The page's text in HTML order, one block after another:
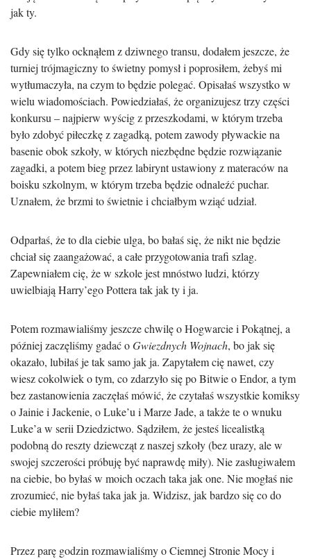
jak ty.
Gdy się tylko ocknąłem z dziwnego transu, dodałem jeszcze, że
turniej trójmagiczny to świetny pomysł i poprosiłem, żebyś mi
wytłumaczyła, na czym to będzie polegać. Opisałaś wszystko w
wielu wiadomościach. Powiedziałaś, że organizujesz trzy części
konkursu – najpierw wyścig z przeszkodami, w którym trzeba
było zdobyć piłeczkę z zagadką, potem zawody pływackie na
basenie obok szkoły, w których niezbędne będzie rozwiązanie
zagadki, a potem bieg przez labirynt ustawiony z materaców na
boisku szkolnym, w którym trzeba będzie odnaleźć puchar.
Uznałem, że brzmi to świetnie i chciałbym wziąć udział.
Odparłaś, że to dla ciebie ulga, bo bałaś się, że nikt nie będzie
chciał się zaangażować, a całe przygotowania trafi szlag.
Zapewniałem cię, że w szkole jest mnóstwo ludzi, którzy
uwielbiają Harry’ego Pottera tak jak ty i ja.
Potem rozmawialiśmy jeszcze chwilę o Hogwarcie i Pokątnej, a
później zaczęliśmy gadać oGwiezdnych Wojnach, bo jak się
okazało, lubiłaś je tak samo jak ja. Zapytałem cię nawet, czy
wiesz cokolwiek o tym, co zdarzyło się po Bitwie o Endor, a tym
bez zastanowienia zaczęłaś mówić, że czytałaś wszystkie komiksy
o Jainie i Jackenie, o Luke’u i Marze Jade, a także te o wnuku
Luke’a w serii Dziedzictwo. Sądziłem, że jesteś licealistką
podobną do reszty dziewcząt z naszej szkoły (bez urazy, ale w
swojej szczerości próbuję być naprawdę miły). Nie zasługiwałem
na ciebie, bo byłaś w moich oczach taka jak one. Nie mogłaś nie
zrozumieć, nie byłaś taka jak ja. Widzisz, jak bardzo się co do
ciebie myliłem?
Przez parę godzin rozmawialiśmy o Ciemnej Stronie Mocy i